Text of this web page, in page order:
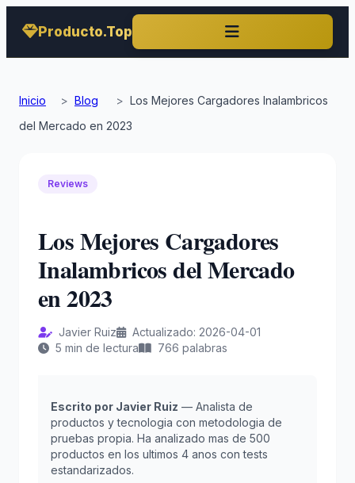
Producto.Top
Inicio > Blog > Los Mejores Cargadores Inalambricos
del Mercado en 2023
Reviews
Los Mejores Cargadores
Inalambricos del Mercado
en 2023
Javier Ruiz
Actualizado: 2026-04-01
5 min de lectura
766 palabras
Escrito por Javier Ruiz — Analista de
productos y tecnologia con metodologia de
pruebas propia. Ha analizado mas de 500
productos en los ultimos 4 anos con tests
estandarizados.